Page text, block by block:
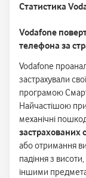
Статистика
Vodafone
телефона за
Vodafone
застрахували
програмою
Найчастішою
механічні
застрахованих
або отримання
падіння з
іншими